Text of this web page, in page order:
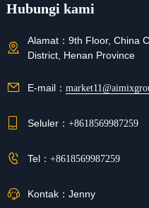
Hubungi kami
Alamat： 9th Floor, China
District, Henan Province
E-mail：
Seluler： +8618569987259
Tel： +8618569987259
Kontak： Jenny